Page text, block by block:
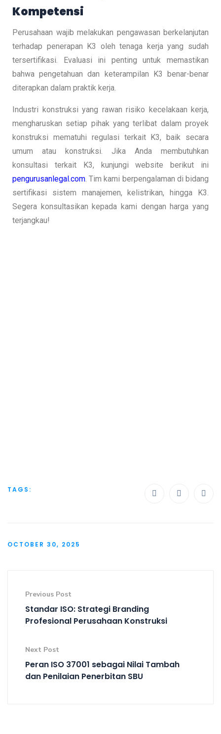
Kompetensi
Perusahaan wajib melakukan pengawasan berkelanjutan
terhadap penerapan K3 oleh tenaga kerja yang sudah
tersertifikasi. Evaluasi ini penting untuk memastikan
bahwa pengetahuan dan keterampilan K3 benar-benar
diterapkan dalam praktik kerja.
Industri konstruksi yang rawan risiko kecelakaan kerja,
mengharuskan setiap pihak yang terlibat dalam proyek
konstruksi mematuhi regulasi terkait K3, baik secara
umum atau konstruksi. Jika Anda membutuhkan
konsultasi terkait K3, kunjungi website berikut ini
pengurusanlegal.com . Tim kami berpengalaman di bidang
sertifikasi sistem manajemen, kelistrikan, hingga K3.
Segera konsultasikan kepada kami dengan harga yang
terjangkau!
TAGS:
OCTOBER 30, 2025
Previous Post
Standar ISO: Strategi Branding
Profesional Perusahaan Konstruksi
Next Post
Peran ISO 37001 sebagai Nilai Tambah
dan Penilaian Penerbitan SBU